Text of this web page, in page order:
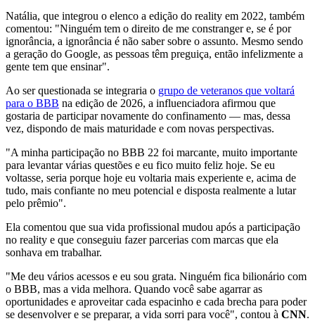
Natália, que integrou o elenco a edição do reality em 2022, também
comentou: "Ninguém tem o direito de me constranger e, se é por
ignorância, a ignorância é não saber sobre o assunto. Mesmo sendo
a geração do Google, as pessoas têm preguiça, então infelizmente a
gente tem que ensinar".
Ao ser questionada se integraria o grupo de veteranos que voltará
para o BBB na edição de 2026, a influenciadora afirmou que
gostaria de participar novamente do confinamento — mas, dessa
vez, dispondo de mais maturidade e com novas perspectivas.
"A minha participação no BBB 22 foi marcante, muito importante
para levantar várias questões e eu fico muito feliz hoje. Se eu
voltasse, seria porque hoje eu voltaria mais experiente e, acima de
tudo, mais confiante no meu potencial e disposta realmente a lutar
pelo prêmio".
Ela comentou que sua vida profissional mudou após a participação
no reality e que conseguiu fazer parcerias com marcas que ela
sonhava em trabalhar.
"Me deu vários acessos e eu sou grata. Ninguém fica bilionário com
o BBB, mas a vida melhora. Quando você sabe agarrar as
oportunidades e aproveitar cada espacinho e cada brecha para poder
se desenvolver e se preparar, a vida sorri para você", contou à CNN.